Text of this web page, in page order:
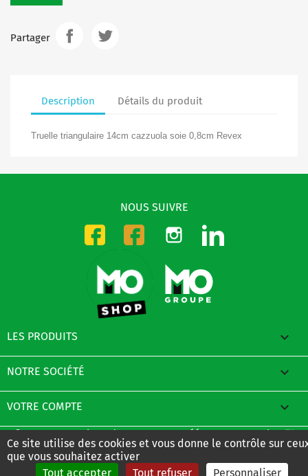
Partager
Description Détails du produit
Truelle triangulaire 14cm cazzuola soie 0,8cm Revex
NOUS SUIVRE
Facebook-CMOFacebook-DMO
Instagram
LES PRODUITS 
NOTRE SOCIÉTÉ 
VOTRE COMPTE 
© 2026 - E-Boutique du Groupe MO créée avec PrestaShop™
Ce site utilise des cookies et vous donne le contrôle sur
que vous souhaitez activer
Tout accepter
Tout refuser Personnaliser